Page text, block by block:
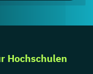
Hochschulen